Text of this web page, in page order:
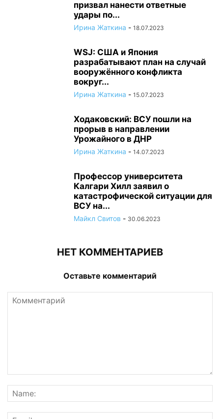
призвал нанести ответные
удары по...
Ирина Жаткина - 18.07.2023
WSJ: США и Япония
разрабатывают план на случай
вооружённого конфликта
вокруг...
Ирина Жаткина - 15.07.2023
Ходаковский: ВСУ пошли на
прорыв в направлении
Урожайного в ДНР
Ирина Жаткина - 14.07.2023
Профессор университета
Калгари Хилл заявил о
катастрофической ситуации для
ВСУ на...
Майкл Свитов - 30.06.2023
НЕТ КОММЕНТАРИЕВ
Оставьте комментарий